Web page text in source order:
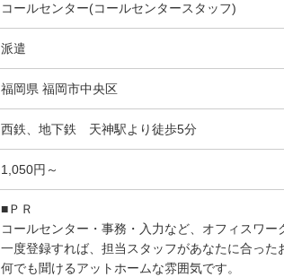
コールセンター(コールセンタースタッフ)
派遣
福岡県 福岡市中央区
西鉄、地下鉄 天神駅より徒歩5分
1,050円～
■ＰＲ
コールセンター・事務・入力など、オフィスワー
一度登録すれば、担当スタッフがあなたに合った
何でも聞けるアットホームな雰囲気です。